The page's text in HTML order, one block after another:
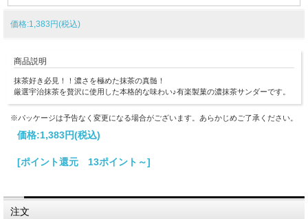
価格:1,383円(税込)
商品説明
抹茶好き必見！！濃さを極めた抹茶の真髄！
厳選宇治抹茶を贅沢に使用した本格的な味わい♪有楽製菓の濃抹茶サンダーです。
※パッケージは予告なく変更になる場合がございます。あらかじめご了承ください。
価格:1,383円(税込)
[ポイント還元 13ポイント～]
注文